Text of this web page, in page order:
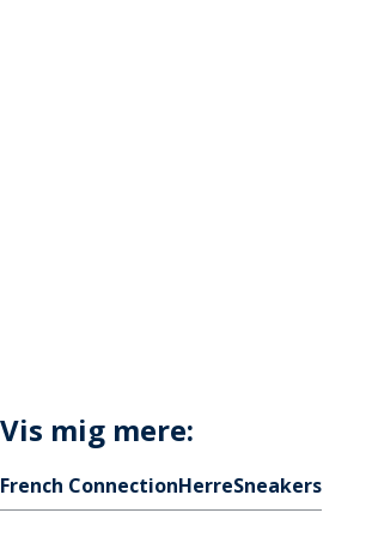
Vis mig mere:
French ConnectionHerreSneakers